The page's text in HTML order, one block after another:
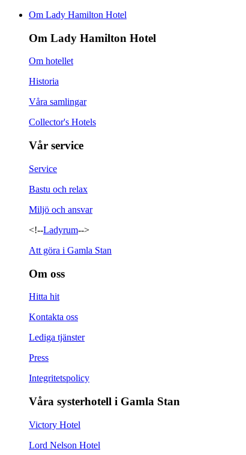
Om Lady Hamilton Hotel
Om Lady Hamilton Hotel
Om hotellet
Historia
Våra samlingar
Collector's Hotels
Vår service
Service
Bastu och relax
Miljö och ansvar
<!--Ladyrum-->
Att göra i Gamla Stan
Om oss
Hitta hit
Kontakta oss
Lediga tjänster
Press
Integritetspolicy
Våra systerhotell i Gamla Stan
Victory Hotel
Lord Nelson Hotel